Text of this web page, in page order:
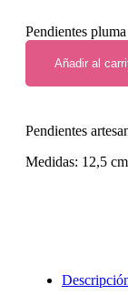
Pendientes
Añadir al
Pendientes
Medidas: 12,5